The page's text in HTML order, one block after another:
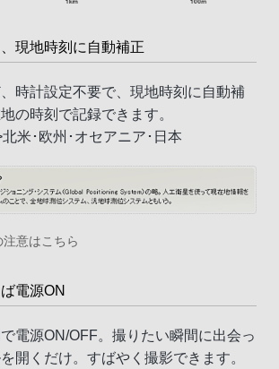
現地時刻に自動補正
時計設定不要で、現地時刻に自動補
の時刻で記録できます。
米･欧州･オセアニア･日本
注意はこちら
電源ON
電源ON/OFF。撮りたい瞬間に出会っ
開くだけ。すばやく撮影できます。